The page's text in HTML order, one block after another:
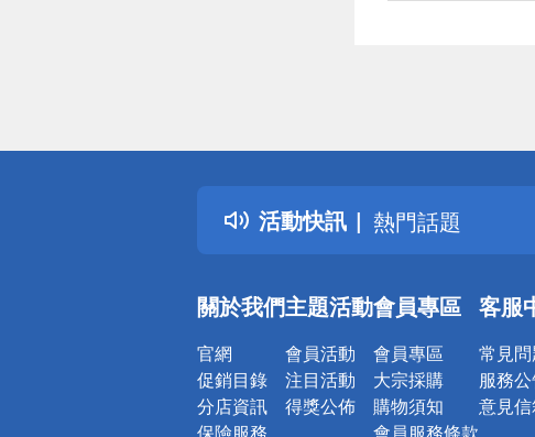
活動快訊
詐騙網頁！請小
得獎公告
熱門話題
銀行優惠
詐騙網頁！請小
關於我們
官網
促銷目錄
分店資訊
保險服務
主題活動
會員活動
注目活動
得獎公佈
會員專區
會員專區
大宗採購
購物須知
會員服務條款
客服
常見問
服務
意見